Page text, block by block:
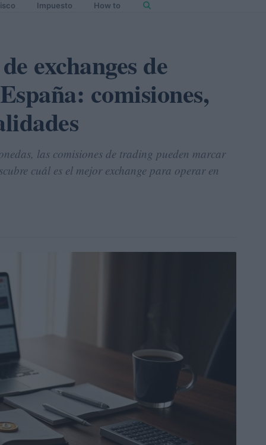
Impuesto How to
exchanges de
comisiones,
las comisiones de trading pueden marcar
cuál es el mejor exchange para operar en